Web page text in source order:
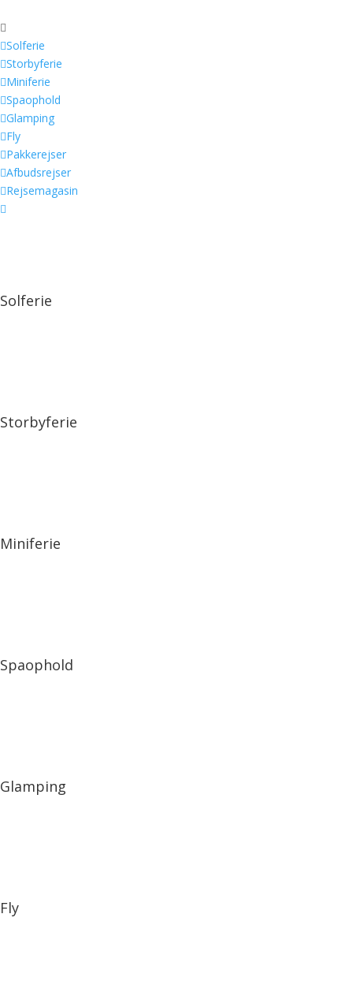

Solferie
Storbyferie
Miniferie
Spaophold
Glamping
Fly
Pakkerejser
Afbudsrejser
Rejsemagasin

Solferie
Storbyferie
Miniferie
Spaophold
Glamping
Fly